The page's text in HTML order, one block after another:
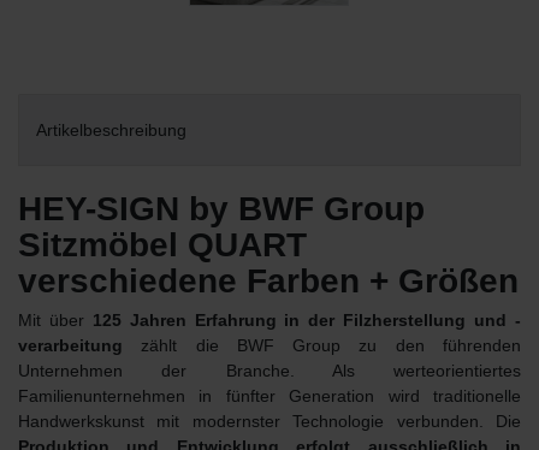
Artikelbeschreibung
HEY-SIGN by BWF Group
Sitzmöbel QUART
verschiedene Farben + Größen
Mit über 125 Jahren Erfahrung in der Filzherstellung und -
verarbeitung zählt die BWF Group zu den führenden
Unternehmen der Branche. Als werteorientiertes
Familienunternehmen in fünfter Generation wird traditionelle
Handwerkskunst mit modernster Technologie verbunden. Die